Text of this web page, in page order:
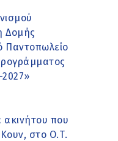
Δομής
Παντοπωλείο
που
στο Ο.Τ.